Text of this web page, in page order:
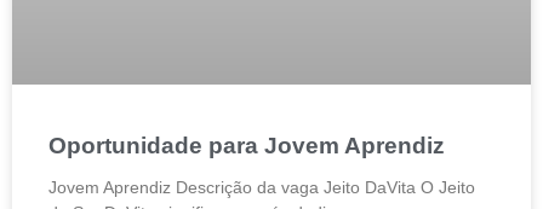
Oportunidade para Jovem Aprendiz
Jovem Aprendiz Descrição da vaga Jeito DaVita O Jeito